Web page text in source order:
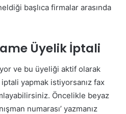
başlıca firmalar arasında
Üyelik İptali
ve bu üyeliği aktif olarak
iptali yapmak istiyorsanız fax
Öncelikle beyaz
numarası’ yazmanız